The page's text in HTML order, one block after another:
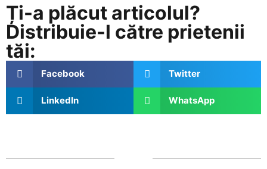
Ți-a plăcut articolul?
Distribuie-l către prietenii
tăi:
Facebook Twitter
LinkedIn WhatsApp